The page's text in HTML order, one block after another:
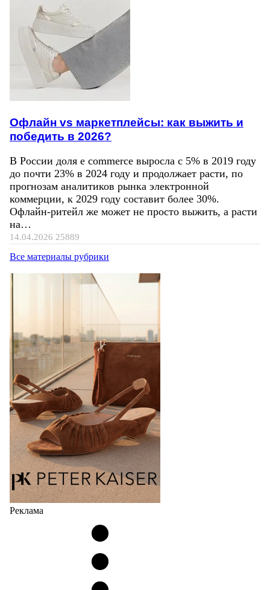
Офлайн vs маркетплейсы: как выжить и
победить в 2026?
В России доля e commerce выросла с 5% в 2019 году
до почти 23% в 2024 году и продолжает расти, по
прогнозам аналитиков рынка электронной
коммерции, к 2029 году составит более 30%.
Офлайн-ритейл же может не просто выжить, а расти
на…
14.04.2026 25889
Все материалы рубрики
Реклама